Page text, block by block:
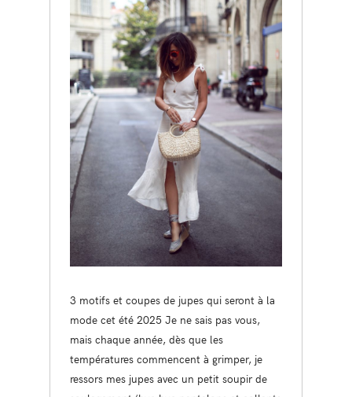
3 motifs et coupes de jupes qui seront à la
mode cet été 2025 Je ne sais pas vous,
mais chaque année, dès que les
températures commencent à grimper, je
ressors mes jupes avec un petit soupir de